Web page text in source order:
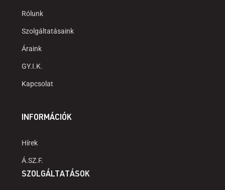
Rólunk
Szolgáltatásaink
Áraink
GY.I.K.
Kapcsolat
INFORMÁCIÓK
Hírek
Á.SZ.F.
SZOLGÁLTATÁSOK